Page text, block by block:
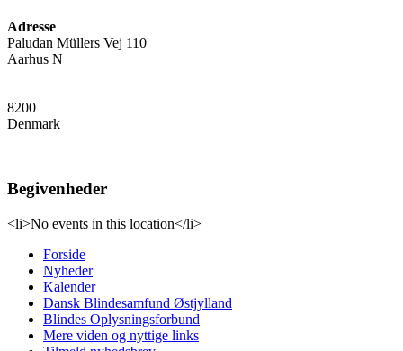
Adresse
Paludan Müllers Vej 110
Aarhus N
8200
Denmark
Begivenheder
<li>No events in this location</li>
Forside
Nyheder
Kalender
Dansk Blindesamfund Østjylland
Blindes Oplysningsforbund
Mere viden og nyttige links